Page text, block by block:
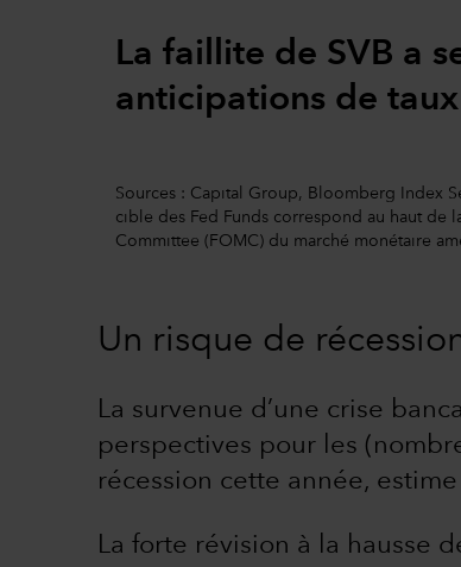
La faillite de SVB a
anticipations de
Sources : Capital Group, Bloomberg Index
cible des Fed Funds correspond au haut de
Committee (FOMC) du marché monétaire
Un risque de
La survenue d’une crise
perspectives pour les
récession cette année,
La forte révision à la hausse